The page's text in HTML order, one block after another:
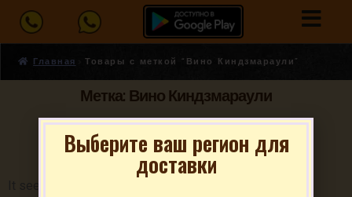
Главная Товары с меткой “Вино Киндзмараули”
Метка: Вино Киндзмараули
Выберите ваш регион для
доставки